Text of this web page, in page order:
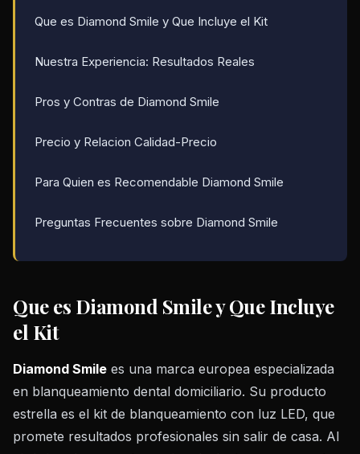
Que es Diamond Smile y Que Incluye el Kit
Nuestra Experiencia: Resultados Reales
Pros y Contras de Diamond Smile
Precio y Relacion Calidad-Precio
Para Quien es Recomendable Diamond Smile
Preguntas Frecuentes sobre Diamond Smile
Que es Diamond Smile y Que Incluye
el Kit
Diamond Smile es una marca europea especializada
en blanqueamiento dental domiciliario. Su producto
estrella es el kit de blanqueamiento con luz LED, que
promete resultados profesionales sin salir de casa. Al